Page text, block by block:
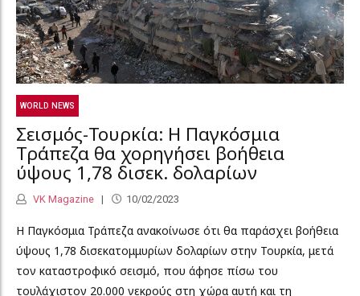
WORLD NEWS
Σεισμός-Τουρκία: Η Παγκόσμια
Τράπεζα θα χορηγήσει βοήθεια
ύψους 1,78 δισεκ. δολαρίων
VK Magazine 10/02/2023
Η Παγκόσμια Τράπεζα ανακοίνωσε ότι θα παράσχει βοήθεια
ύψους 1,78 δισεκατομμυρίων δολαρίων στην Τουρκία, μετά
τον καταστροφικό σεισμό, που άφησε πίσω του
τουλάχιστον 20.000 νεκρούς στη χώρα αυτή και τη